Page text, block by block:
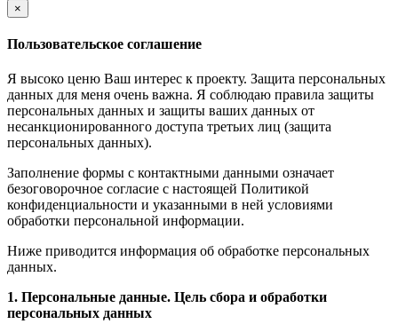
×
закрыть
Пользовательское соглашение
Я высоко ценю Ваш интерес к проекту. Защита персональных
данных для меня очень важна. Я соблюдаю правила защиты
персональных данных и защиты ваших данных от
несанкционированного доступа третьих лиц (защита
персональных данных).
Заполнение формы с контактными данными означает
безоговорочное согласие с настоящей Политикой
конфиденциальности и указанными в ней условиями
обработки персональной информации.
Ниже приводится информация об обработке персональных
данных.
1. Персональные данные. Цель сбора и обработки
персональных данных